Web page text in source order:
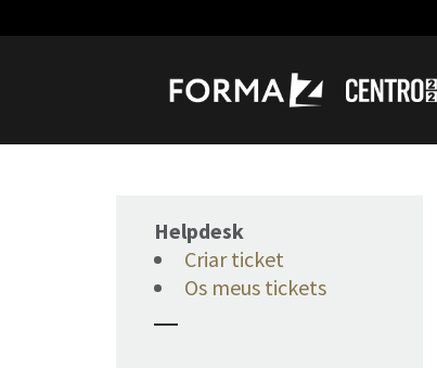
Helpdesk
Criar ticket
Os meus tickets